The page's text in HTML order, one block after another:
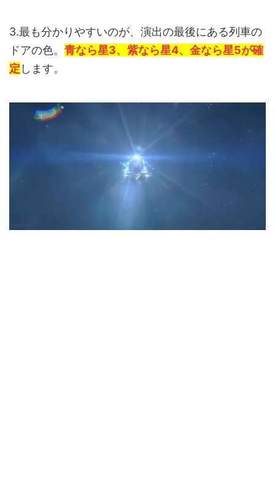
3.最も分かりやすいのが、演出の最後にある列車の
ドアの色。 青なら星3、紫なら星4、金なら星5が確
定 します。